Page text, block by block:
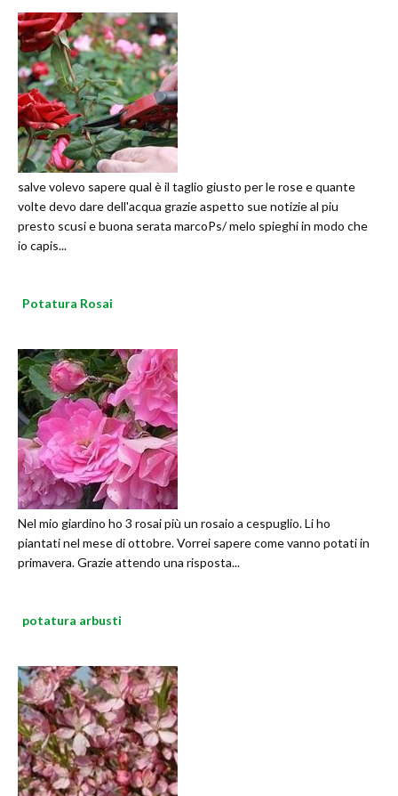
salve volevo sapere qual è il taglio giusto per le rose e quante
volte devo dare dell'acqua grazie aspetto sue notizie al piu
presto scusi e buona serata marcoPs/ melo spieghi in modo che
io capis...
Potatura Rosai
Nel mio giardino ho 3 rosai più un rosaio a cespuglio. Li ho
piantati nel mese di ottobre. Vorrei sapere come vanno potati in
primavera. Grazie attendo una risposta...
potatura arbusti